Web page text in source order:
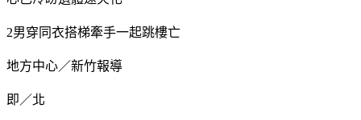
2男穿同衣搭梯牽手一起跳樓亡
地方中心／新竹報導
即／北